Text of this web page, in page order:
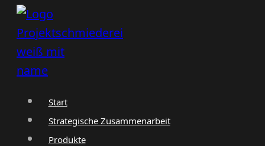
Zum
Inhalt
springen
Start
Strategische Zusammenarbeit
Produkte